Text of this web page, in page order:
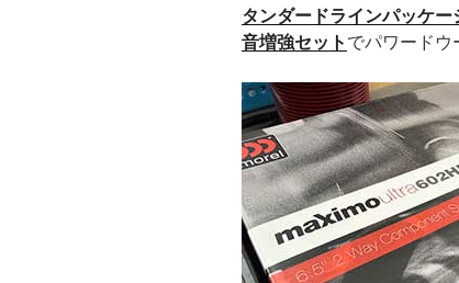
タンダードラインパッケー
音増強セット でパワードウ